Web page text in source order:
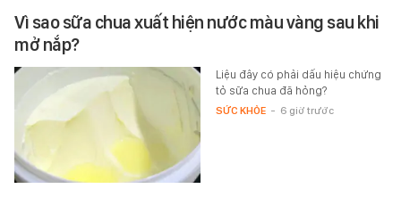
Vì sao sữa chua xuất hiện nước màu vàng sau khi
mở nắp?
Liệu đây có phải dấu hiệu chứng
tỏ sữa chua đã hỏng?
SỨC KHỎE - 6 giờ trước